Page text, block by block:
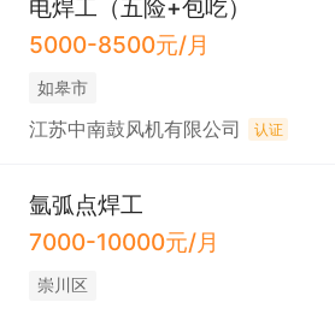
电焊工（五险+包吃）
5000-8500元/月
如皋市
江苏中南鼓风机有限公司 认证
氩弧点焊工
7000-10000元/月
崇川区